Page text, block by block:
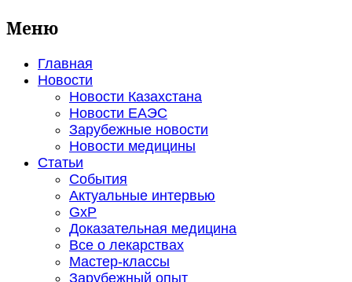
Меню
Главная
Новости
Новости Казахстана
Новости ЕАЭС
Зарубежные новости
Новости медицины
Статьи
События
Актуальные интервью
GxP
Доказательная медицина
Все о лекарствах
Мастер-классы
Зарубежный опыт